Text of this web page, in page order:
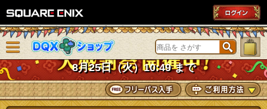
DQXショップ
8月25日（火）10:49 まで
ニューを閉じる